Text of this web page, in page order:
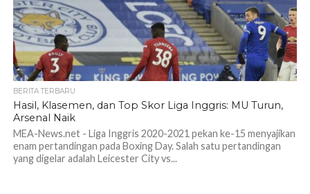
BERITA TERBARU
Hasil, Klasemen, dan Top Skor Liga Inggris: MU Turun,
Arsenal Naik
MEA-News.net - Liga Inggris 2020-2021 pekan ke-15 menyajikan
enam pertandingan pada Boxing Day. Salah satu pertandingan
yang digelar adalah Leicester City vs...